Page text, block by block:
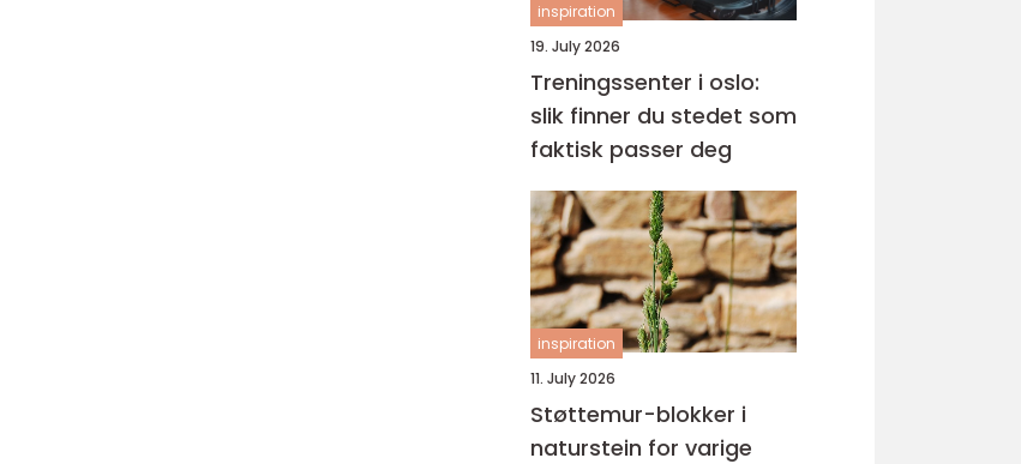
inspiration
19. July 2026
Treningssenter i oslo:
slik finner du stedet som
faktisk passer deg
inspiration
11. July 2026
Støttemur-blokker i
naturstein for varige